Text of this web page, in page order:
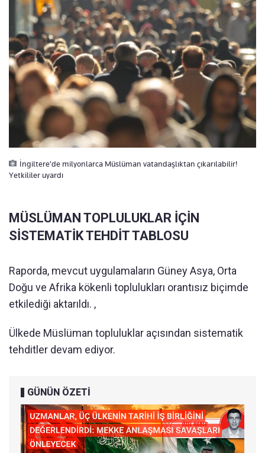
İngiltere'de milyonlarca Müslüman vatandaşlıktan çıkarılabilir!
Yetkililer uyardı
MÜSLÜMAN TOPLULUKLAR İÇİN
SİSTEMATİK TEHDİT TABLOSU
Raporda, mevcut uygulamaların Güney Asya, Orta
Doğu ve Afrika kökenli toplulukları orantısız biçimde
etkilediği aktarıldı. ,
Ülkede Müslüman topluluklar açısından sistematik
tehditler devam ediyor.
GÜNÜN ÖZETİ